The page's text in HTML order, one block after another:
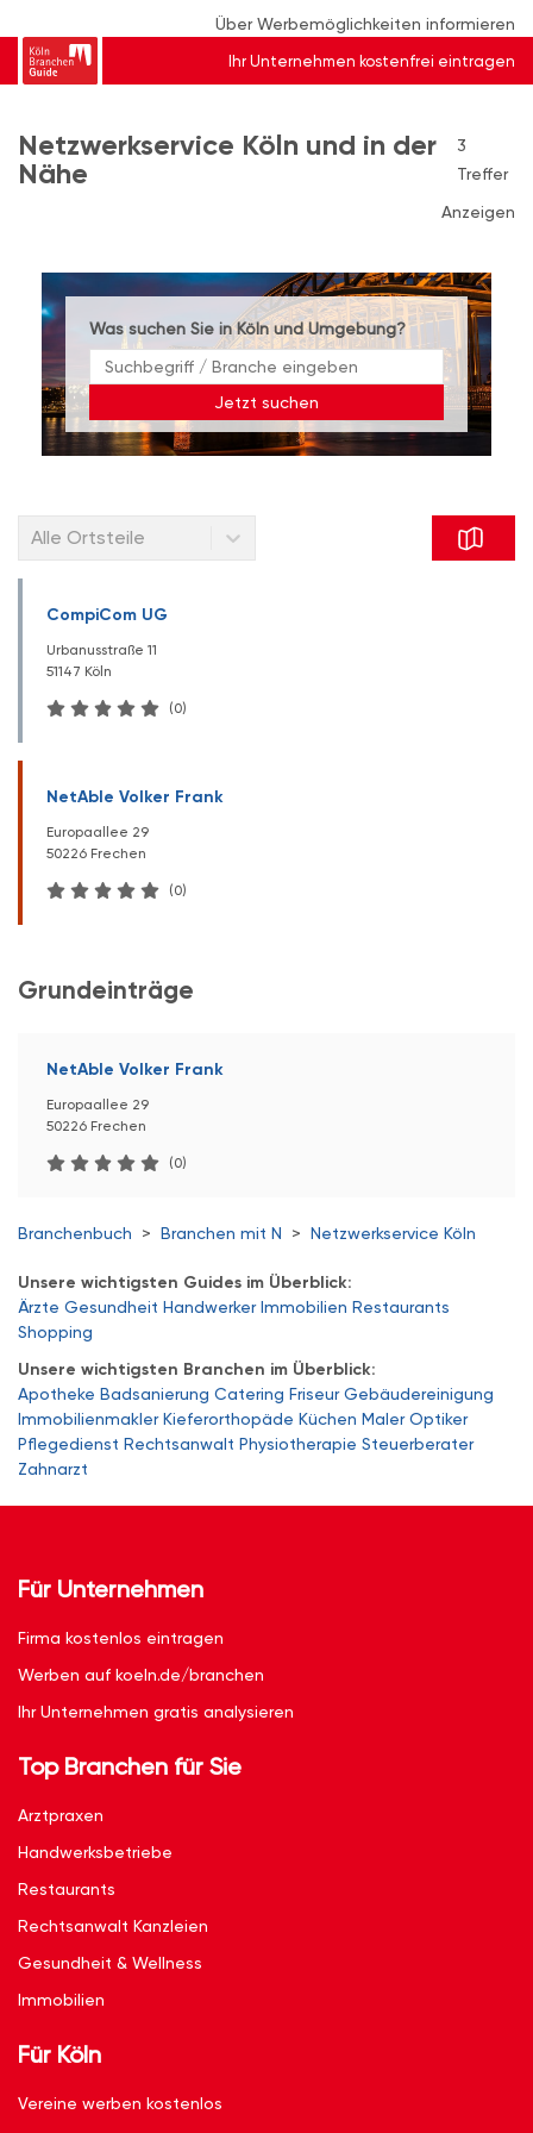
Über Werbemöglichkeiten informieren
Ihr Unternehmen kostenfrei eintragen
Netzwerkservice Köln und in der
Nähe
3
Treffer
Anzeigen
Was suchen Sie in Köln und Umgebung?
Jetzt suchen
Alle Ortsteile
CompiCom UG
Urbanusstraße 11
51147 Köln
(0)
NetAble Volker Frank
Europaallee 29
50226 Frechen
(0)
Grundeinträge
NetAble Volker Frank
Europaallee 29
50226 Frechen
(0)
Branchenbuch > Branchen mit N > Netzwerkservice Köln
Unsere wichtigsten Guides im Überblick:
Ärzte Gesundheit Handwerker Immobilien Restaurants
Shopping
Unsere wichtigsten Branchen im Überblick:
Apotheke Badsanierung Catering Friseur Gebäudereinigung
Immobilienmakler Kieferorthopäde Küchen Maler Optiker
Pflegedienst Rechtsanwalt Physiotherapie Steuerberater
Zahnarzt
Für Unternehmen
Firma kostenlos eintragen
Werben auf koeln.de/branchen
Ihr Unternehmen gratis analysieren
Top Branchen für Sie
Arztpraxen
Handwerksbetriebe
Restaurants
Rechtsanwalt Kanzleien
Gesundheit & Wellness
Immobilien
Für Köln
Vereine werben kostenlos